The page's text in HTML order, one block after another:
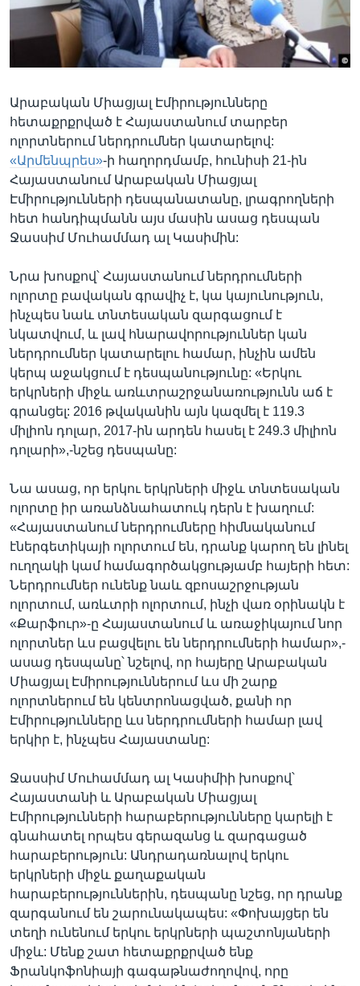
Լեզուներ
Արաբական Միացյալ Էմիրությունները
հետաքրքրված է Հայաստանում տարբեր
ոլորտներում ներդրումներ կատարելով:
«Արմենպրես»-ի հաղորդմամբ, հունիսի 21-ին
Հայաստանում Արաբական Միացյալ
Էմիրությունների դեսպանատանը, լրագրողների
հետ հանդիպմանն այս մասին ասաց դեսպան
Ջասսիմ Մուհամմադ ալ Կասիմին:
Նրա խոսքով՝ Հայաստանում ներդրումների
ոլորտը բավական գրավիչ է, կա կայունություն,
ինչպես նաև տնտեսական զարգացում է
նկատվում, և լավ հնարավորություններ կան
ներդրումներ կատարելու համար, ինչին ամեն
կերպ աջակցում է դեսպանությունը: «Երկու
երկրների միջև առևտրաշրջանառությունն աճ է
գրանցել: 2016 թվականին այն կազմել է 119.3
միլիոն դոլար, 2017-ին արդեն հասել է 249.3 միլիոն
դոլարի»,-նշեց դեսպանը:
Նա ասաց, որ երկու երկրների միջև տնտեսական
ոլորտը իր առանձնահատուկ դերն է խաղում:
«Հայաստանում ներդրումները հիմնականում
էներգետիկայի ոլորտում են, դրանք կարող են լինել
ուղղակի կամ համագործակցությամբ հայերի հետ:
Ներդրումներ ունենք նաև զբոսաշրջության
ոլորտում, առևտրի ոլորտում, ինչի վառ օրինակն է
«Քարֆուր»-ը Հայաստանում և առաջիկայում նոր
ոլորտներ ևս բացվելու են ներդրումների համար»,-
ասաց դեսպանը՝ նշելով, որ հայերը Արաբական
Միացյալ Էմիրություններում ևս մի շարք
ոլորտներում են կենտրոնացված, քանի որ
Էմիրությունները ևս ներդրումների համար լավ
երկիր է, ինչպես Հայաստանը:
Ջասսիմ Մուհամմադ ալ Կասիմիի խոսքով՝
Հայաստանի և Արաբական Միացյալ
Էմիրությունների հարաբերությունները կարելի է
գնահատել որպես գերազանց և զարգացած
հարաբերություն: Անդրադառնալով երկու
երկրների միջև քաղաքական
հարաբերություններին, դեսպանը նշեց, որ դրանք
զարգանում են շարունակապես: «Փոխայցեր են
տեղի ունենում երկու երկրների պաշտոնյաների
միջև: Մենք շատ հետաքրքրված ենք
Ֆրանկոֆոնիայի գագաթնաժողովով, որը